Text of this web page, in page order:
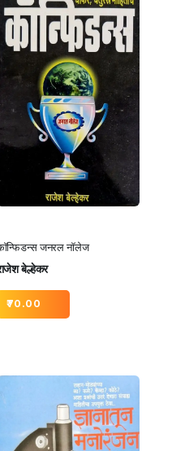
जनरल नॉलेज
बेल्हेकर
70.00